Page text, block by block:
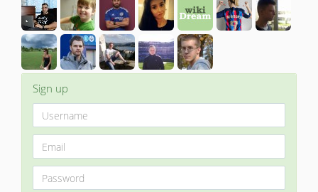
Sign up